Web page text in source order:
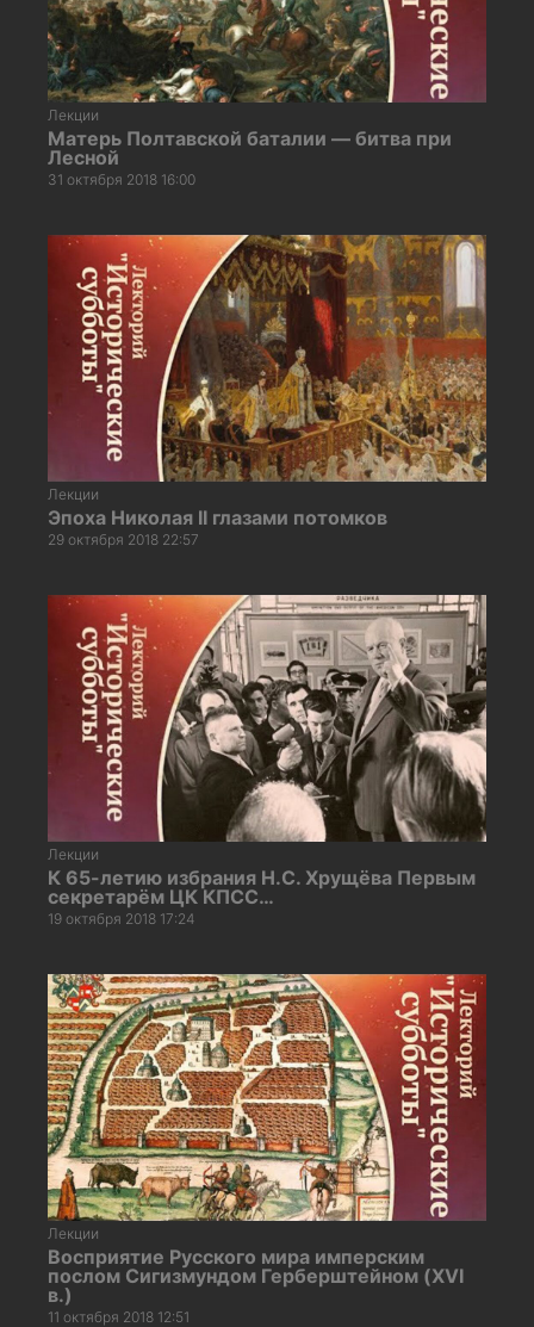
Лекции
Матерь Полтавской баталии — битва при
Лесной
31 октября 2018 16:00
Лекции
Эпоха Николая II глазами потомков
29 октября 2018 22:57
Лекции
К 65-летию избрания Н.С. Хрущёва Первым
секретарём ЦК КПСС…
19 октября 2018 17:24
Лекции
Восприятие Русского мира имперским
послом Сигизмундом Герберштейном (XVI
в.)
11 октября 2018 12:51